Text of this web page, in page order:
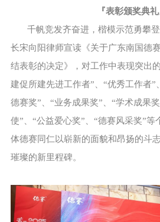
『表彰颁奖典礼
千帆竞发齐奋进，楷模示范勇攀
长宋向阳律师宣读《关于广东南国德
结表彰的决定》，对工作中表现突出
建促所建先进工作者”、“优秀工作者”
德赛奖”、“业务成果奖”、“学术成果
使”、“公益爱心奖”、“德赛风采奖”
体德赛同仁以崭新的面貌和昂扬的斗
璀璨的新里程碑。